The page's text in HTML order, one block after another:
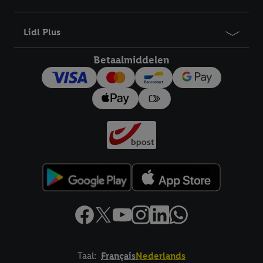
Lidl Plus
Betaalmiddelen
Taal: FrançaisNederlands
bewaartermijn van de gegevens en uw recht om uw
trekken, vindt u in onze
impressum hier.